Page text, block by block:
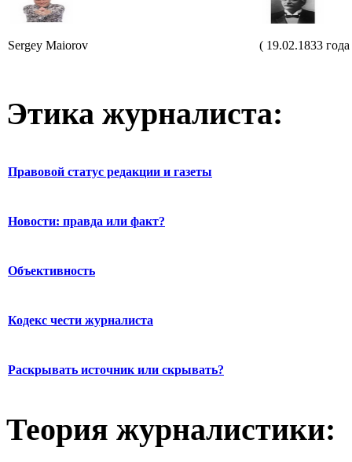
Sergey Maiorov ( 19.02.1833
Этика журналиста:
Правовой статус редакции и газеты
Новости: правда или факт?
Объективность
Кодекс чести журналиста
Раскрывать источник или скрывать?
Теория журналистики: